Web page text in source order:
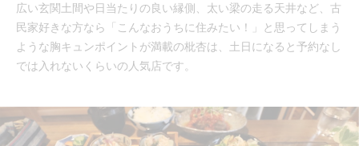
広い玄関土間や日当たりの良い縁側、太い梁の走る天井など、古
民家好きな方なら「こんなおうちに住みたい！」と思ってしまう
ような胸キュンポイントが満載の枇杏は、土日になると予約なし
では入れないくらいの人気店です。